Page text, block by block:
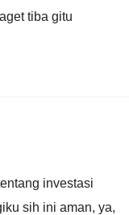
tiba gitu
investasi
sih ini aman, ya,